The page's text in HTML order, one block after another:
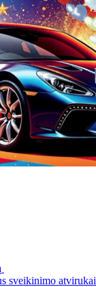
sveikinimo atvirukai